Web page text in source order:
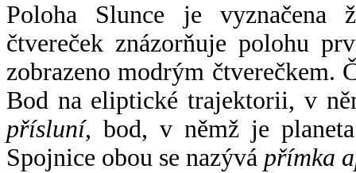
Poloha Slunce je vyznačena
čtvereček znázorňuje polohu
zobrazeno modrým čtverečkem.
Bod na eliptické trajektorii, v
přísluní, bod, v němž je
Spojnice obou se nazývá přímka